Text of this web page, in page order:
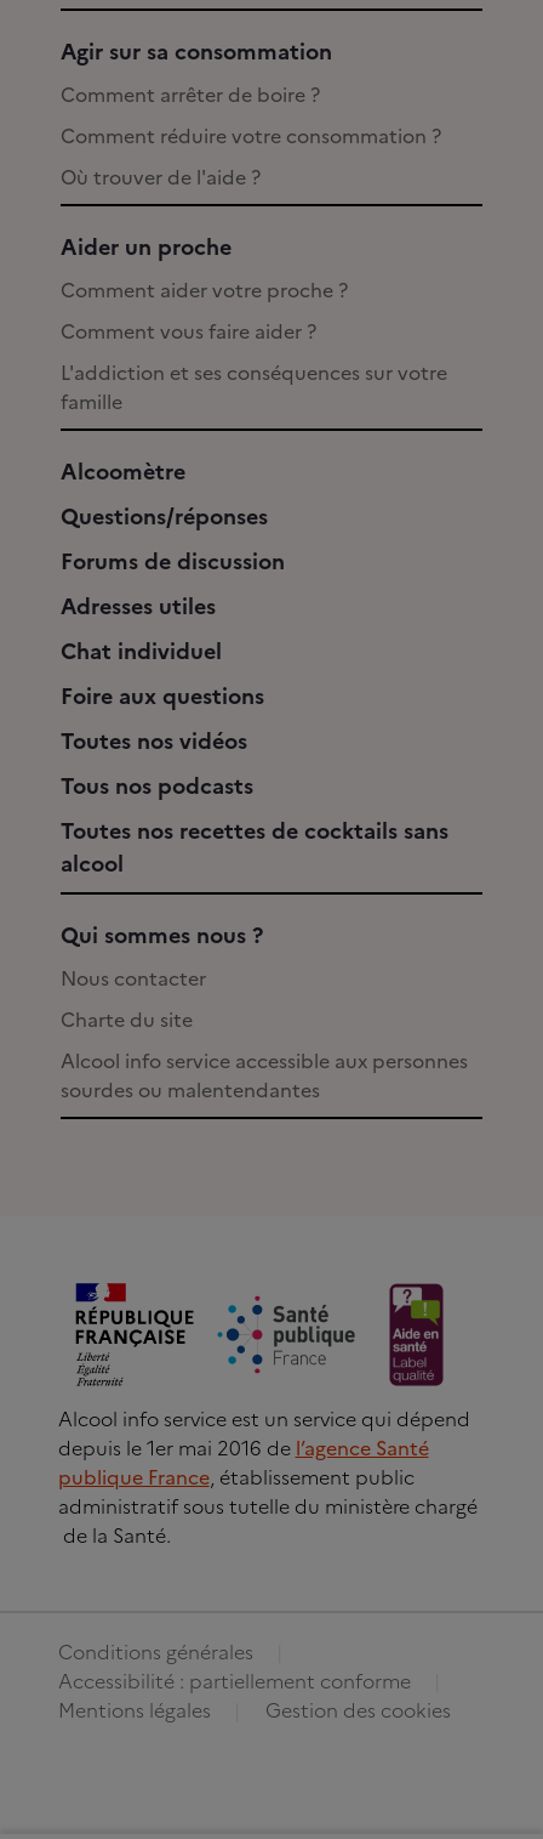
Agir sur sa consommation
Comment arrêter de boire ?
Comment réduire votre consommation ?
Où trouver de l'aide ?
Aider un proche
Comment aider votre proche ?
Comment vous faire aider ?
L'addiction et ses conséquences sur votre
famille
Alcoomètre
Questions/réponses
Forums de discussion
Adresses utiles
Chat individuel
Foire aux questions
Toutes nos vidéos
Tous nos podcasts
Toutes nos recettes de cocktails sans
alcool
Qui sommes nous ?
Nous contacter
Charte du site
Alcool info service accessible aux personnes
sourdes ou malentendantes
Alcool info service est un service qui dépend
depuis le 1er mai 2016 de l’agence Santé
publique France, établissement public
administratif sous tutelle du ministère chargé
de la Santé.
Conditions générales
Accessibilité : partiellement conforme
Mentions légales
Gestion des cookies